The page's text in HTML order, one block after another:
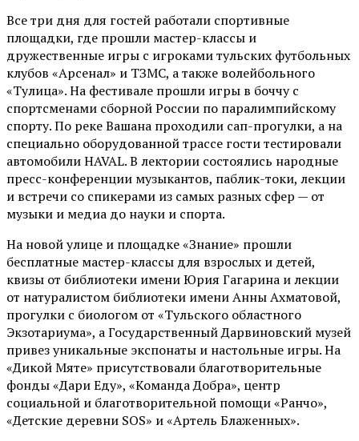
Все три дня для гостей работали спортивные
площадки, где прошли мастер-классы и
дружественные игры с игроками тульских футбольных
клубов «Арсенал» и ТЗМС, а также волейбольного
«Тулица». На фестивале прошли игры в боччу с
спортсменами сборной России по паралимпийскому
спорту. По реке Вашана проходили сап-прогулки, а на
специально оборудованной трассе гости тестировали
автомобили HAVAL. В лектории состоялись народные
пресс-конференции музыкантов, паблик-токи, лекции
и встречи со спикерами из самых разных сфер — от
музыки и медиа до науки и спорта.
На новой улице и площадке «Знание» прошли
бесплатные мастер-классы для взрослых и детей,
квизы от библиотеки имени Юрия Гагарина и лекции
от натуралистом библиотеки имени Анны Ахматовой,
прогулки с биологом от «Тульского областного
Экзотариума», а Государственный Дарвиновский музей
привез уникальные экспонаты и настольные игры. На
«Дикой Мяте» присутствовали благотворительные
фонды «Дари Еду», «Команда Добра», центр
социальной и благотворительной помощи «Ранчо»,
«Детские деревни SOS» и «Артель Блаженных».